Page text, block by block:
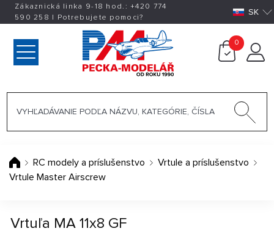
Zákaznická linka 9-18 hod.:+420 774
590 258 | Potrebujete pomoci? SK
0
RC modely a príslušenstvo
Vrtule a príslušenstvo
Vrtule Master Airscrew
Vrtuľa MA 11x8 GF